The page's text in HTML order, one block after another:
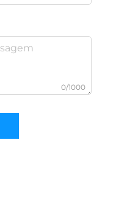
0/1000